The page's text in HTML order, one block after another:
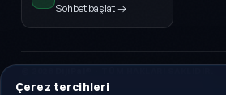
Sohbet başlat →
Çerez tercihleri